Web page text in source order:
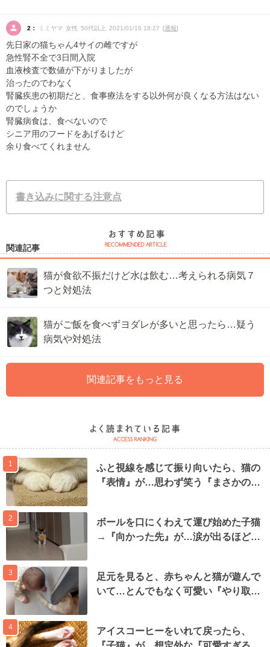
2： ミミヤマ 女性 50代以上 2021/01/16 18:27 [通報]
先日家の猫ちゃん4サイの雌ですが
急性腎不全で3日間入院
血液検査で数値が下がりましたが
治ったのでわなく
腎臓疾患の初期だと、食事療法をする以外何が良くなる方法はない
のでしょうか
腎臓病食は、食べないので
シニア用のフードをあげるけど
余り食べてくれません
書き込みに関する注意点
関連記事
猫が食欲不振だけど水は飲む…考えられる病気７
つと対処法
猫がご飯を食べずヨダレが多いと思ったら…疑う
病気や対処法
関連記事をもっと見る
1
ふと視線を感じて振り向いたら、猫の
『表情』が…思わず笑う『まさかの…
2
ボールを口にくわえて運び始めた子猫
→『向かった先』が…涙が出るほど…
3
足元を見ると、赤ちゃんと猫が遊んで
いて…とんでもなく可愛い『やり取…
4
アイスコーヒーをいれて戻ったら、